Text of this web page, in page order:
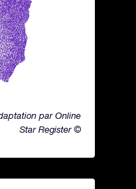
par Online
Star Register ©